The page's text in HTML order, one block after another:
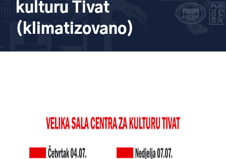
kulturu Tivat
(klimatizovano)